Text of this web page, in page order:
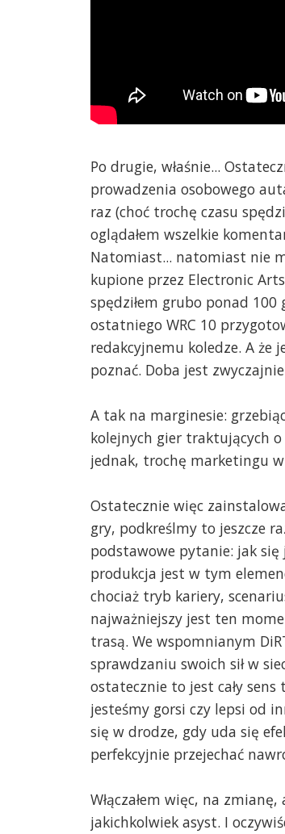
Po drugie, właśnie...
prowadzenia osobowego
raz (choć trochę czasu
oglądałem wszelkie
Natomiast... natomiast nie
kupione przez Electronic
spędziłem grubo ponad 100
ostatniego WRC 10
redakcyjnemu koledze. A że
poznać. Doba jest
A tak na marginesie:
kolejnych gier traktujących o
jednak, trochę marketingu
Ostatecznie więc
gry, podkreślmy to jeszcze
podstawowe pytanie: jak
produkcja jest w tym
chociaż tryb kariery,
najważniejszy jest ten
trasą. We wspomnianym
sprawdzaniu swoich sił w
ostatecznie to jest cały
jesteśmy gorsi czy lepsi od
się w drodze, gdy uda się
perfekcyjnie przejechać
Włączałem więc, na
jakichkolwiek asyst. I